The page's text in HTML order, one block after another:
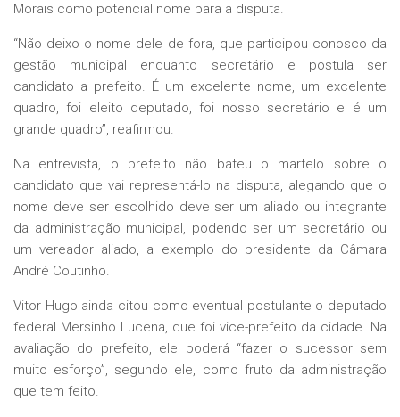
Morais como potencial nome para a disputa.
“Não deixo o nome dele de fora, que participou conosco da
gestão municipal enquanto secretário e postula ser
candidato a prefeito. É um excelente nome, um excelente
quadro, foi eleito deputado, foi nosso secretário e é um
grande quadro”, reafirmou.
Na entrevista, o prefeito não bateu o martelo sobre o
candidato que vai representá-lo na disputa, alegando que o
nome deve ser escolhido deve ser um aliado ou integrante
da administração municipal, podendo ser um secretário ou
um vereador aliado, a exemplo do presidente da Câmara
André Coutinho.
Vitor Hugo ainda citou como eventual postulante o deputado
federal Mersinho Lucena, que foi vice-prefeito da cidade. Na
avaliação do prefeito, ele poderá “fazer o sucessor sem
muito esforço”, segundo ele, como fruto da administração
que tem feito.